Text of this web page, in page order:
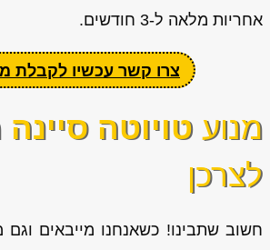
אחריות מלאה ל-3 חודשים.
צרו קשר עכשיו לקבלת
מנועטויוטה סיינה
לצרכן
חשוב שתבינו! כשאנחנו מייבאים